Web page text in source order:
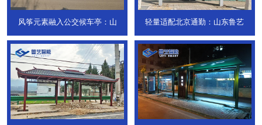
风筝元素融入公交候车亭：山 轻量适配北京通勤：山东鲁艺